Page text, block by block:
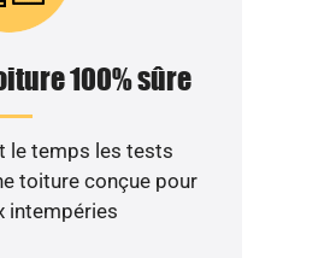
100% sûre
le temps les tests
toiture conçue pour
intempéries